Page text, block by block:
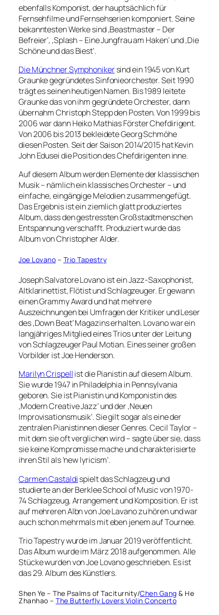
ebenfalls Komponist, der hauptsächlich für
Fernsehfilme und Fernsehserien komponiert. Seine
bekanntesten Werke sind ‚Beastmaster – Der
Befreier‘, ‚Splash – Eine Jungfrau am Haken‘ und ‚Die
Schöne und das Biest‘.
Die Münchner Symphonikersind ein 1945 von Kurt
Graunke gegründetes Sinfonieorchester. Seit 1990
trägt es seinen heutigen Namen. Bis 1989 leitete
Graunke das von ihm gegründete Orchester, dann
übernahm Christoph Stepp den Posten. Von 1999 bis
2006 war dann Heiko Mathias Förster Chefdirigent.
Von 2006 bis 2013 bekleidete Georg Schmöhe
diesen Posten. Seit der Saison 2014/2015 hat Kevin
John Edusei die Position des Chefdirigenten inne.
Auf diesem Album werden Elemente der klassischen
Musik – nämlich ein klassisches Orchester – und
einfache, eingängige Melodien zusammengefügt.
Das Ergebnis ist ein ziemlich glatt produziertes
Album, dass den gestressten Großstadtmenschen
Entspannung verschafft. Produziert wurde das
Album von Christopher Alder.
Joe Lovano – Trio Tapestry
Joseph Salvatore Lovano ist ein Jazz-Saxophonist,
Altklarinettist, Flötist und Schlagzeuger. Er gewann
einen Grammy Award und hat mehrere
Auszeichnungen bei Umfragen der Kritiker und Leser
des ‚Down Beat‘ Magazins erhalten. Lovano war ein
langjähriges Mitglied eines Trios unter der Leitung
von Schlagzeuger Paul Motian. Eines seiner großen
Vorbilder ist Joe Henderson.
Marilyn Crispellist die Pianistin auf diesem Album.
Sie wurde 1947 in Philadelphia in Pennsylvania
geboren. Sie ist Pianistin und Komponistin des
‚Modern Creative Jazz‘ und der ‚Neuen
Improvisationsmusik‘. Sie gilt sogar als eine der
zentralen Pianistinnen dieser Genres. Cecil Taylor –
mit dem sie oft verglichen wird – sagte über sie, dass
sie keine Kompromisse mache und charakterisierte
ihren Stil als ’new lyricism‘.
Carmen Castaldispielt das Schlagzeug und
studierte an der Berklee School of Music von 1970-
74 Schlagzeug, Arrangement und Komposition. Er ist
auf mehreren Albn von Joe Lavano zu hören und war
auch schon mehrmals mit eben jenem auf Tournee.
Trio Tapestry wurde im Januar 2019 veröffentlicht.
Das Album wurde im März 2018 aufgenommen. Alle
Stücke wurden von Joe Lovano geschrieben. Es ist
das 29. Album des Künstlers.
Shen Ye – The Psalms of Taciturnity/Chen Gang & He
Zhanhao – The Butterfly Lovers Violin Concerto